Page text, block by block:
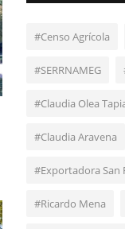
#Censo Agrícola
#SERRNAMEG
#Claudia Olea
#Claudia Aravena
#Exportadora San
#Ricardo Mena